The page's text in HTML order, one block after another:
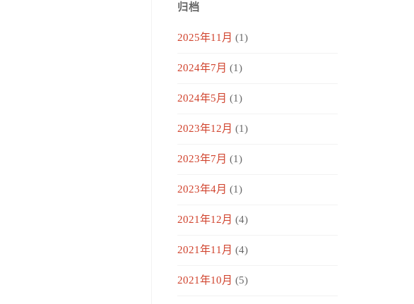
归档
2025年11月 (1)
2024年7月 (1)
2024年5月 (1)
2023年12月 (1)
2023年7月 (1)
2023年4月 (1)
2021年12月 (4)
2021年11月 (4)
2021年10月 (5)